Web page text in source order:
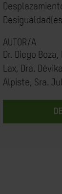
Desigualdad(es)
AUTOR/A
Dr. Diego
Lax, Dra.
Alpiste, Sra.